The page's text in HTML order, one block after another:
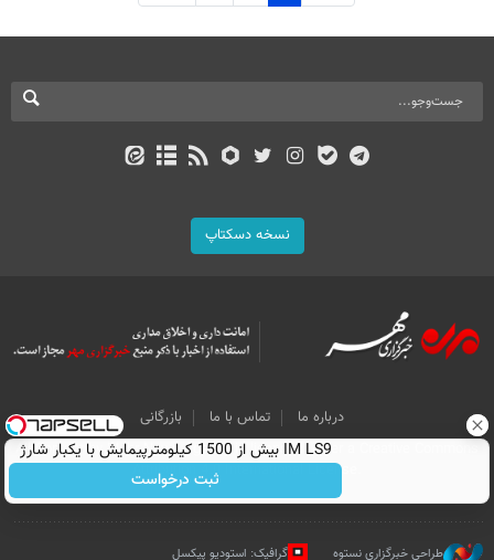
نسخه دسکتاپ
درباره ما تماس با ما
بازرگانی
All Content by Mehr News Agency is licensed under a Creative Commons
Attribution 4.0 International License.
طراحی خبرگزاری نستوه گرافیک: استودیو پیکسل
IM LS9 بیش از 1500 کیلومترپیمایش با یکبار شارژ
ثبت درخواست